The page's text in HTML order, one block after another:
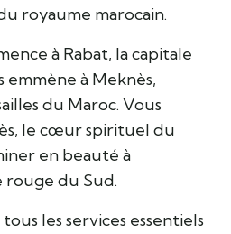
royaume marocain.
à Rabat, la capitale
à Meknès,
du Maroc. Vous
le cœur spirituel du
en beauté à
rouge du Sud.
les services essentiels